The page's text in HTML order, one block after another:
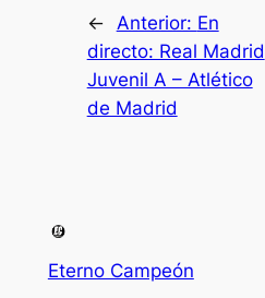
← Anterior: En
directo: Real Madrid
Juvenil A – Atlético
de Madrid
Eterno Campeón